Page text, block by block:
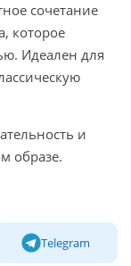
сочетание
которое
Идеален для
и
образе.
Telegram